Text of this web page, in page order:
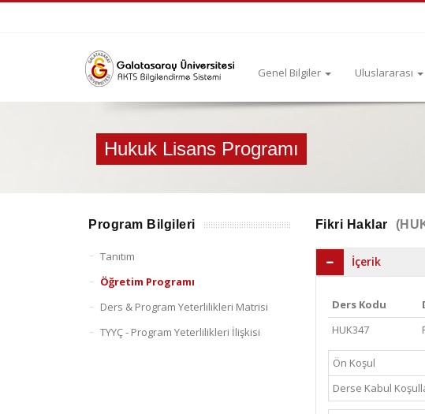
Genel Bilgiler Uluslararası
Hukuk Lisans Programı
Program Bilgileri
Tanıtım
Öğretim Programı
Ders & Program Yeterlilikleri Matrisi
TYYÇ - Program Yeterlilikleri İlişkisi
Fikri Haklar
İçerik
Ders Kodu
HUK347
Ön Koşul
Derse Kabul